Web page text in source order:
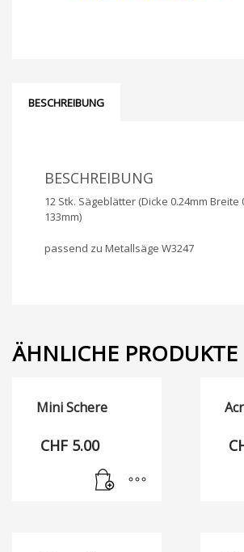
BESCHREIBUNG
BESCHREIBUNG
12 Stk. Sägeblätter (Dicke 0.24mm Breite
133mm)
passend zu Metallsäge W3247
ÄHNLICHE PRODUKTE
Mini Schere
CHF 5.00